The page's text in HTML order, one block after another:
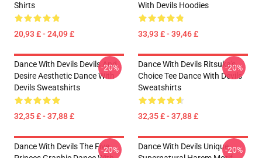
Shirts
20,93 £ - 24,09 £
With Devils Hoodies
33,93 £ - 39,46 £
Dance With Devils Devils And
Desire Aesthetic Dance With
Devils Sweatshirts
32,35 £ - 37,88 £
-20%
Dance With Devils Ritsuka's
Choice Tee Dance With Devils
Sweatshirts
32,35 £ - 37,88 £
-20%
Dance With Devils The Five-20%
Dance With Devils Unique-20%